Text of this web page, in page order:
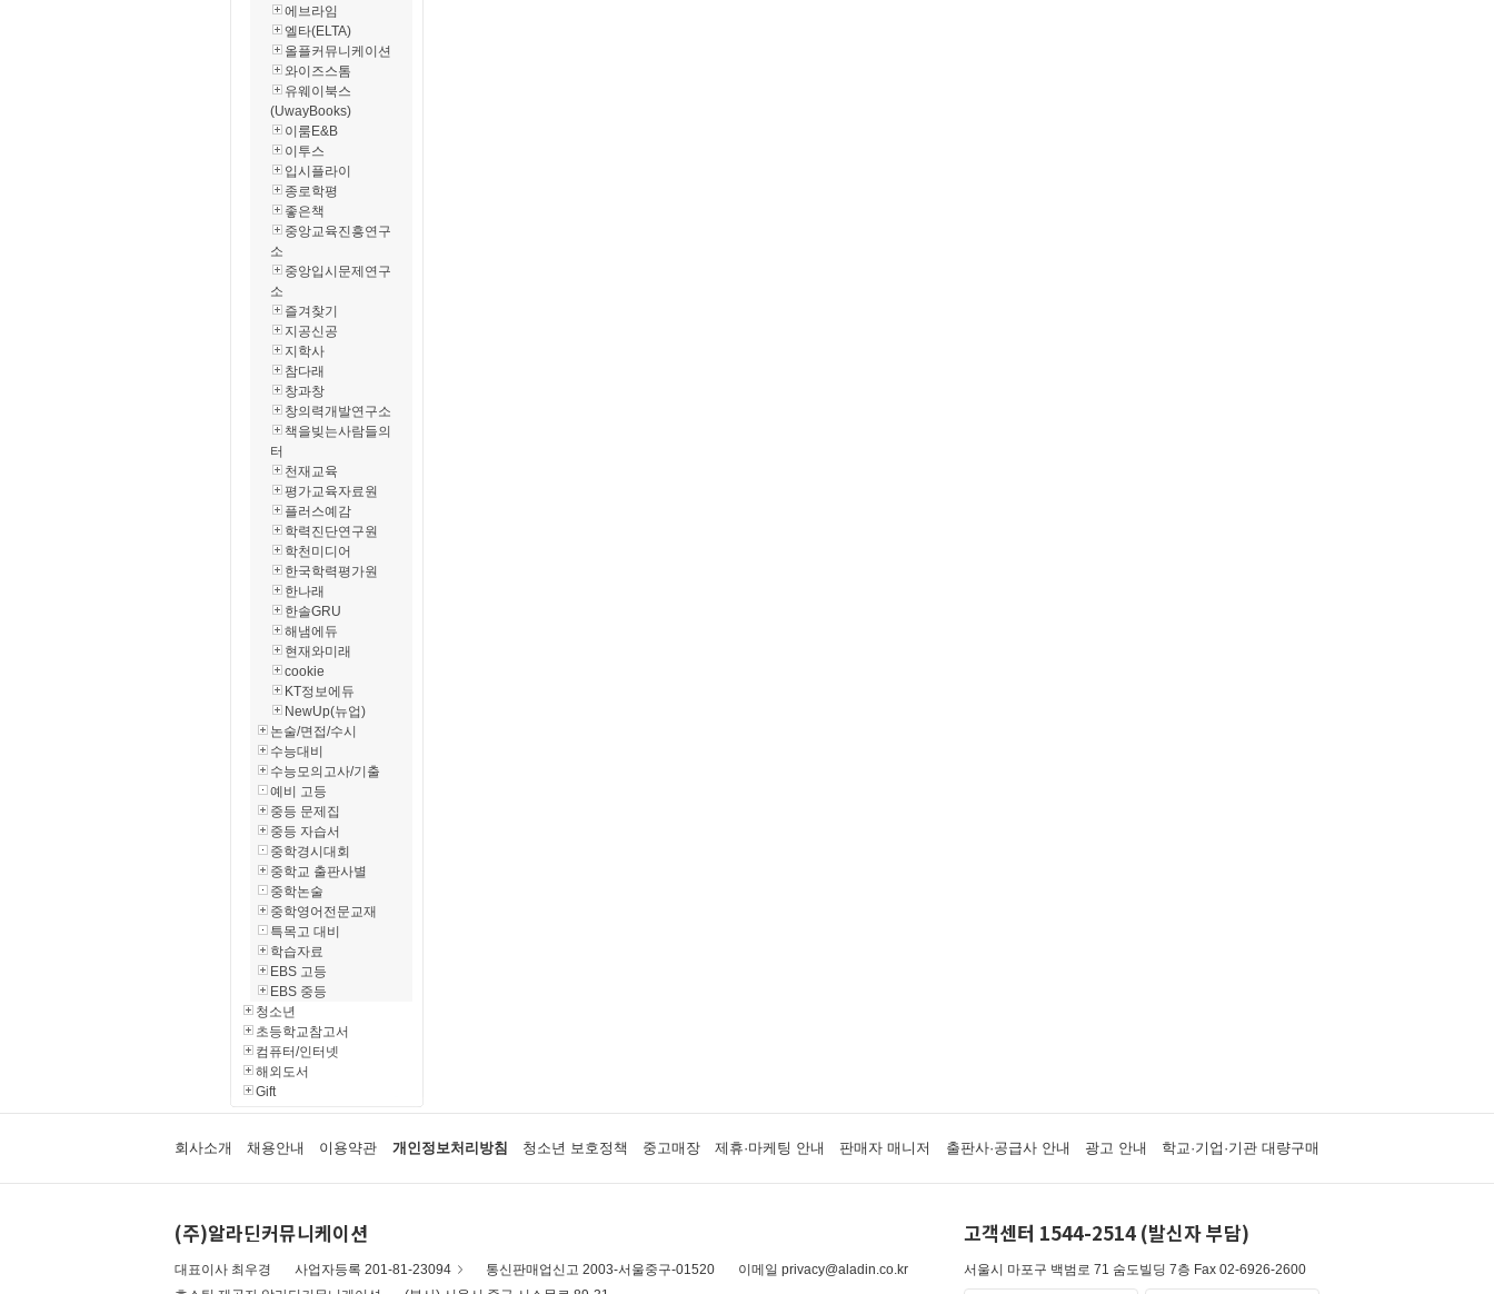
에브라임
엘타(ELTA)
올플커뮤니케이션
와이즈스톰
유웨이북스
(UwayBooks)
이룸E&B
이투스
입시플라이
종로학평
좋은책
중앙교육진흥연구
소
중앙입시문제연구
소
즐겨찾기
지공신공
지학사
참다래
창과창
창의력개발연구소
책을빚는사람들의
터
천재교육
평가교육자료원
플러스예감
학력진단연구원
학천미디어
한국학력평가원
한나래
한솔GRU
해냄에듀
현재와미래
cookie
KT정보에듀
NewUp(뉴업)
논술/면접/수시
수능대비
수능모의고사/기출
예비 고등
중등 문제집
중등 자습서
중학경시대회
중학교 출판사별
중학논술
중학영어전문교재
특목고 대비
학습자료
EBS 고등
EBS 중등
청소년
초등학교참고서
컴퓨터/인터넷
해외도서
Gift
회사소개 채용안내 이용약관 개인정보처리방침 청소년 보호정책 중고매장 제휴·마케팅 안내 판매자 매니저 출판사·공급사 안내 광고 안내 학교·기업·기관 대량구매
(주)알라딘커뮤니케이션
대표이사 최우경 사업자등록 201-81-23094 통신판매업신고 2003-서울중구-01520
이메일 privacy@aladin.co.kr
고객센터 1544-2514 (발신자 부담)
서울시 마포구 백범로 71 숨도빌딩 7층 Fax 02-6926-2600